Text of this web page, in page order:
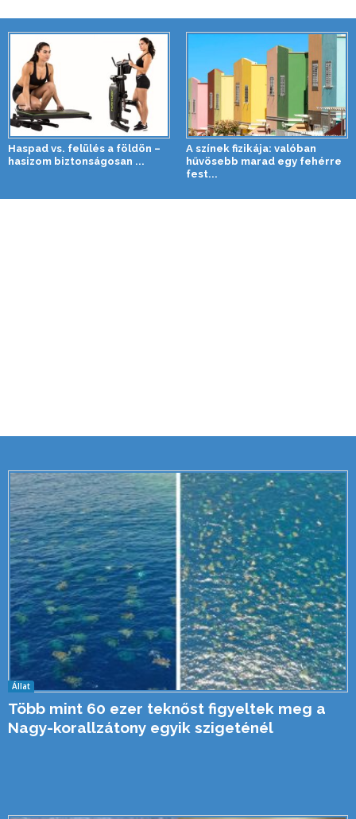
Haspad vs. felülés a földön –
hasizom biztonságosan ...
A színek fizikája: valóban
hűvösebb marad egy fehérre
fest...
Állat
Több mint 60 ezer teknőst figyeltek meg a
Nagy-korallzátony egyik szigeténél